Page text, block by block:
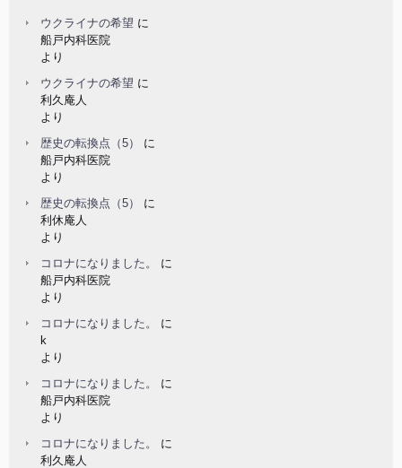
ウクライナの希望 に
船戸内科医院
より
ウクライナの希望 に
利久庵人
より
歴史の転換点（5）
に
船戸内科医院
より
歴史の転換点（5）
に
利休庵人
より
コロナになりました。
に
船戸内科医院
より
コロナになりました。
に
k
より
コロナになりました。
に
船戸内科医院
より
コロナになりました。
に
利久庵人